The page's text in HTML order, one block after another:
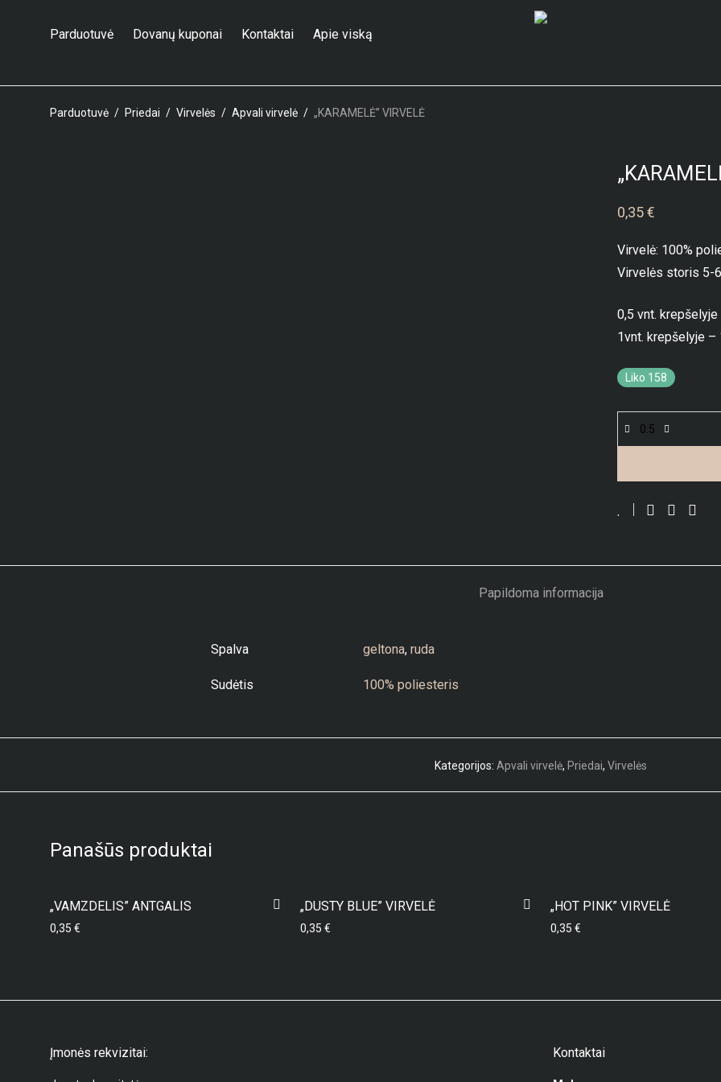
Parduotuvė Dovanų kuponai Kontaktai Apie viską
Parduotuvė / Priedai / Virvelės / Apvali virvelė / „KARAMELĖ” VIRVELĖ
0,35€
Virvelė: 100%
Virvelės storis 5-
0,5 vnt.
1vnt. krepšelyje –
Liko 158
Papildoma informacija
Spalva geltona, ruda
Sudėtis 100% poliesteris
Kategorijos: Apvali virvelė, Priedai, Virvelės
Panašūs produktai
„VAMZDELIS” ANTGALIS
0,35 €
„DUSTY BLUE” VIRVELĖ
0,35 €
„HOT PINK” VIRVELĖ
0,35 €
Įmonės rekvizitai: Kontaktai